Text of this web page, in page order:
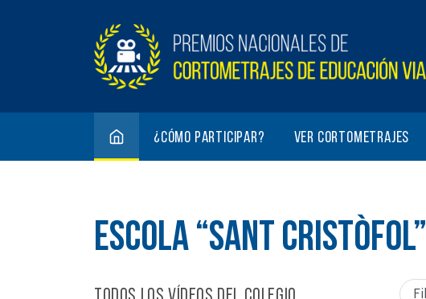
¿Cómo participar? Ver cortometrajes
ESCOLA “SANT CRISTÒFOL”